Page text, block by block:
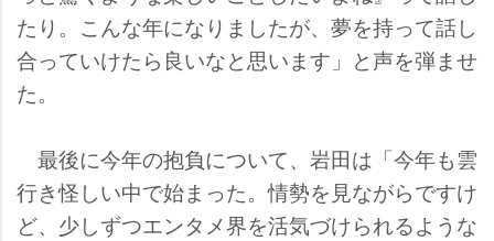
たり。こんな年になりましたが、夢を持って話し
合っていけたら良いなと思います」と声を弾ませ
た。
最後に今年の抱負について、岩田は「今年も雲
行き怪しい中で始まった。情勢を見ながらですけ
ど、少しずつエンタメ界を活気づけられるような